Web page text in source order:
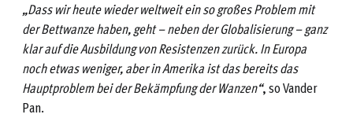
„Dass wir heute wieder weltweit ein so großes Problem mit
der Bettwanze haben, geht – neben der Globalisierung – ganz
klar auf die Ausbildung von Resistenzen zurück. In Europa
noch etwas weniger, aber in Amerika ist das bereits das
Hauptproblem bei der Bekämpfung der Wanzen“, so Vander
Pan.